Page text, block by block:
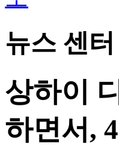
뉴스 센터
상하이
하면서,